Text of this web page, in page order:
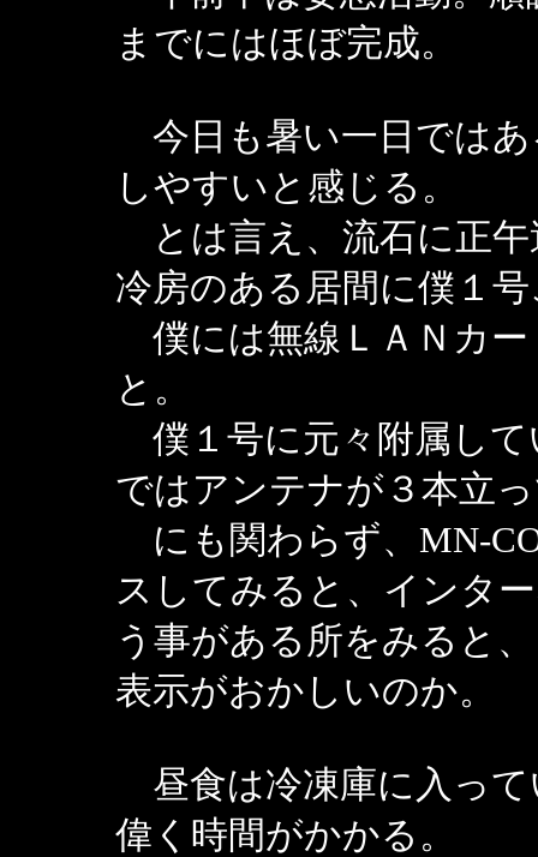
までにはほぼ完成。
今日も暑い一日ではあ
しやすいと感じる。
とは言え、流石に正
冷房のある居間に僕１
僕には無線ＬＡＮカ
と。
僕１号に元々附属し
ではアンテナが３本立
にも関わらず、MN-
スしてみると、インタ
う事がある所をみると
表示がおかしいのか。
昼食は冷凍庫に入っ
偉く時間がかかる。